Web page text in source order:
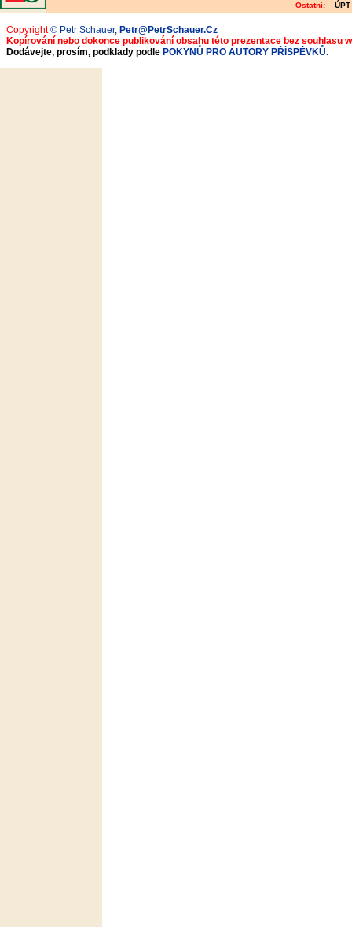
Ostatní: ÚPT
Copyright© Petr Schauer, Petr@PetrSchauer.Cz
Kopírování nebo dokonce publikování obsahu této prezentace bez souhlasu
Dodávejte, prosím, podklady podle POKYNŮ PRO AUTORY PŘÍSPĚVKŮ.